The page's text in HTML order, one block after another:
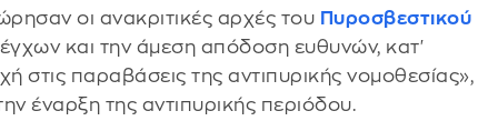
οι ανακριτικές αρχές του Πυροσβεστικού
και την άμεση απόδοση ευθυνών, κατ'
στις παραβάσεις της αντιπυρικής νομοθεσίας»,
έναρξη της αντιπυρικής περιόδου.